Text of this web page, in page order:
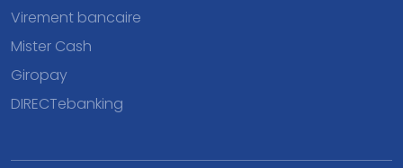
Virement bancaire
Mister Cash
Giropay
DIRECTebanking